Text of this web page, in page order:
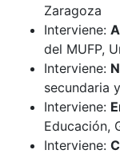
Zaragoza
Interviene:
del MUFP,
Interviene:
secundaria
Interviene:
Educación,
Interviene: